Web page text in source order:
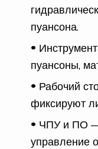
пуансона.
пуансоны,
Рабочий
фиксируют
ЧПУ и ПО —
управление